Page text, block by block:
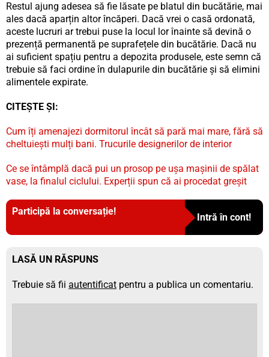
Restul ajung adesea să fie lăsate pe blatul din bucătărie, mai
ales dacă aparțin altor încăperi. Dacă vrei o casă ordonată,
aceste lucruri ar trebui puse la locul lor înainte să devină o
prezență permanentă pe suprafețele din bucătărie. Dacă nu
ai suficient spațiu pentru a depozita produsele, este semn că
trebuie să faci ordine în dulapurile din bucătărie și să elimini
alimentele expirate.
CITEȘTE ȘI:
Cum îți amenajezi dormitorul încât să pară mai mare, fără să
cheltuiești mulți bani. Trucurile designerilor de interior
Ce se întâmplă dacă pui un prosop pe ușa mașinii de spălat
vase, la finalul ciclului. Experții spun că ai procedat greșit
Participă la conversație!
Intră în cont!
LASĂ UN RĂSPUNS
Trebuie să fii autentificat pentru a publica un comentariu.